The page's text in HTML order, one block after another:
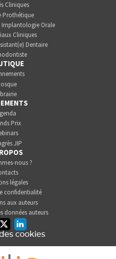
Cliniques
Prothétique
Orale
Cliniques
Dentaire
Prix
JIP
nous ?
légales
confidentialité
aux auteurs
données auteurs
TwitterLinkedin
cookies